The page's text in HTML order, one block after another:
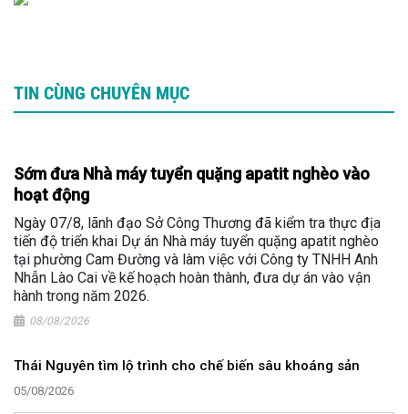
TIN CÙNG CHUYÊN MỤC
Sớm đưa Nhà máy tuyển quặng apatit nghèo vào
hoạt động
Ngày 07/8, lãnh đạo Sở Công Thương đã kiểm tra thực địa
tiến độ triển khai Dự án Nhà máy tuyển quặng apatit nghèo
tại phường Cam Đường và làm việc với Công ty TNHH Anh
Nhẫn Lào Cai về kế hoạch hoàn thành, đưa dự án vào vận
hành trong năm 2026.
08/08/2026
Thái Nguyên tìm lộ trình cho chế biến sâu khoáng sản
05/08/2026